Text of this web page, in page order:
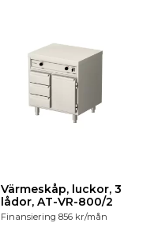
Värmeskåp, luckor, 3
lådor, AT-VR-800/2
Finansiering 856 kr/mån